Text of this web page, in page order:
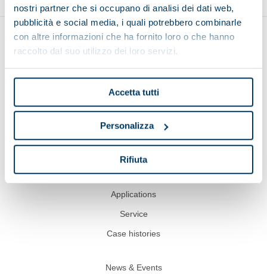
nostri partner che si occupano di analisi dei dati web,
pubblicità e social media, i quali potrebbero combinarle
con altre informazioni che ha fornito loro o che hanno
raccolto dal suo utilizzo dei loro servizi.
Accetta tutti
Personalizza
Rifiuta
Show on map
Pieralisi
Applications
Service
Case histories
News & Events